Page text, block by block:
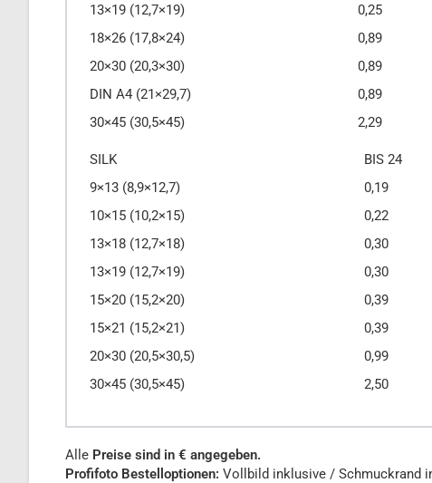
13×19 (12,7×19)
0,25
18×26 (17,8×24)
0,89
20×30 (20,3×30)
0,89
DIN A4 (21×29,7)
0,89
30×45 (30,5×45)
2,29
SILK BIS 24
9×13 (8,9×12,7)
0,19
10×15 (10,2×15)
0,22
13×18 (12,7×18)
0,30
13×19 (12,7×19)
0,30
15×20 (15,2×20)
0,39
15×21 (15,2×21)
0,39
20×30 (20,5×30,5)
0,99
30×45 (30,5×45)
2,50
Alle Preise sind in € angegeben.
Profifoto Bestelloptionen: Vollbild inklusive / Schmuckrand